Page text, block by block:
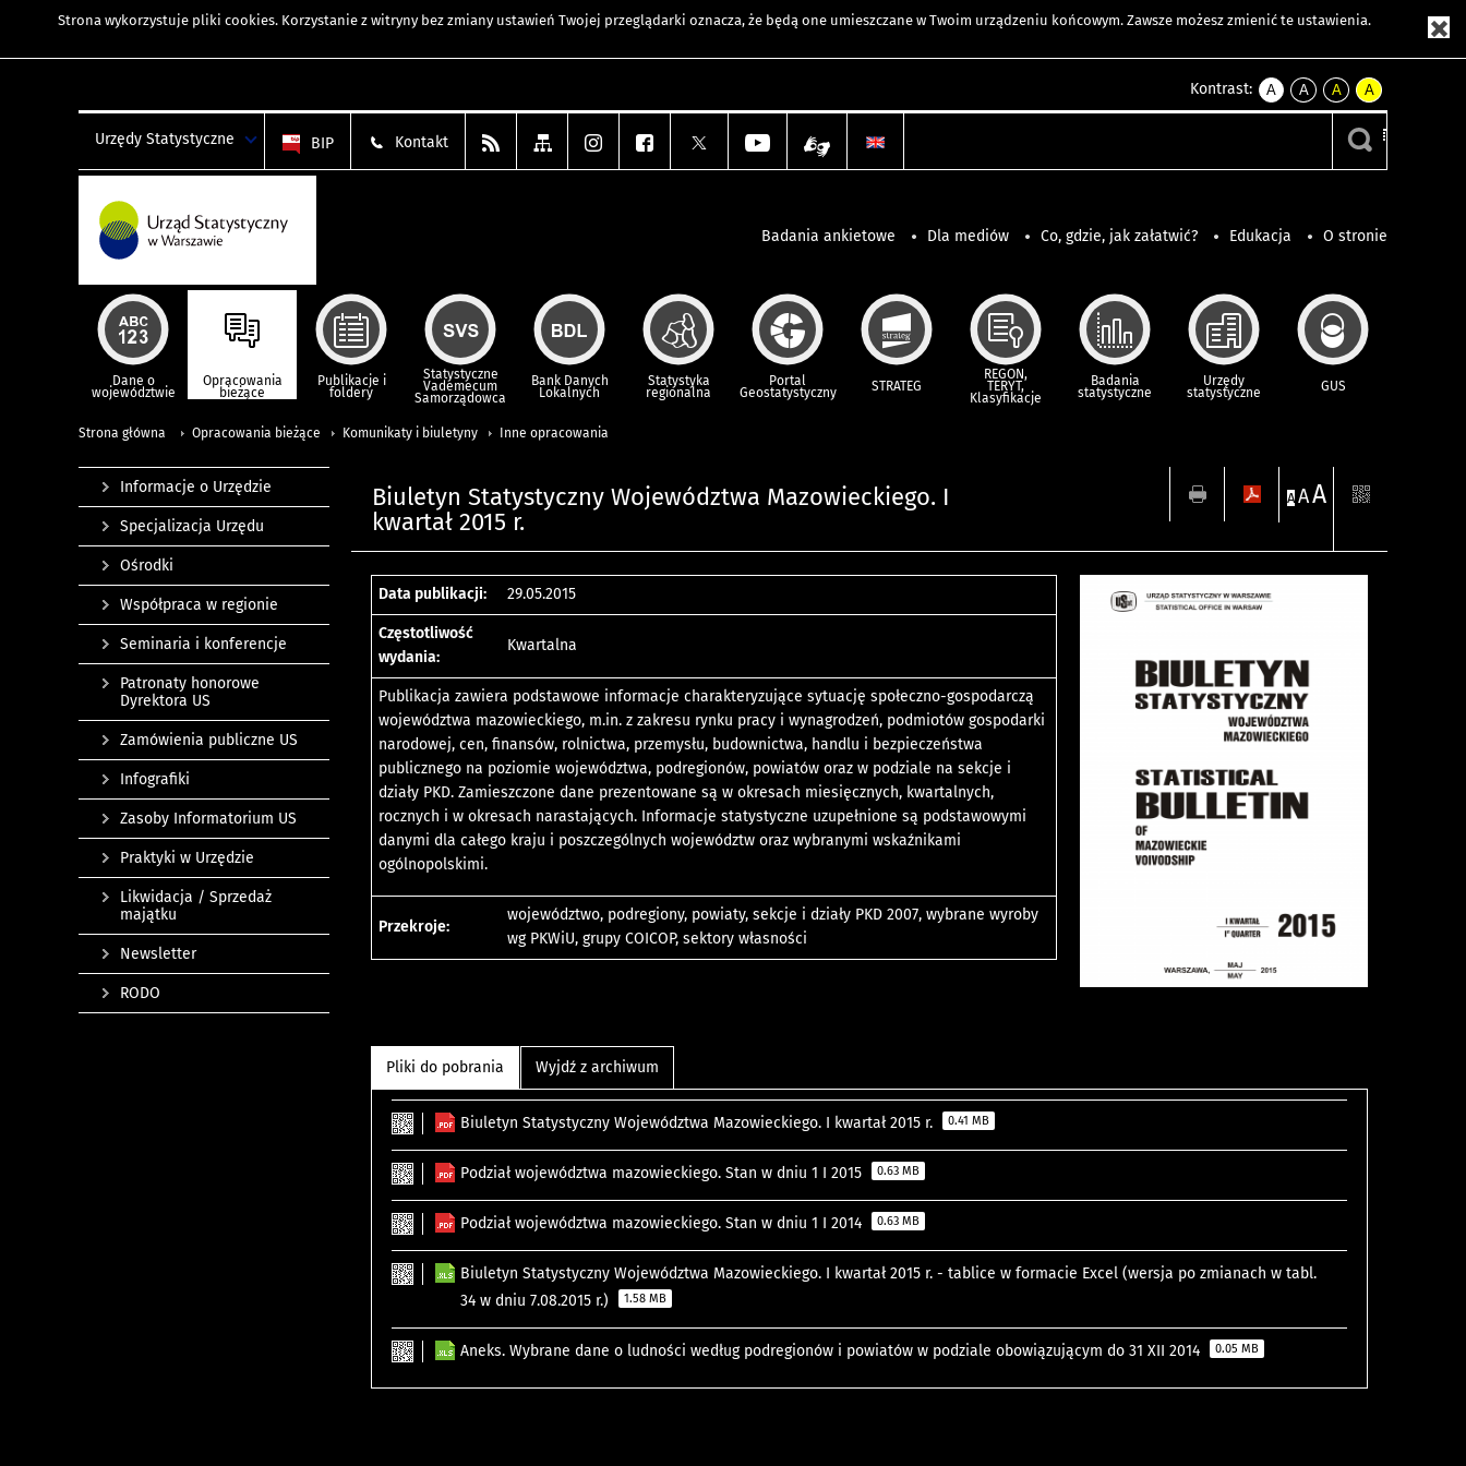
Strona wykorzystuje pliki cookies. Korzystanie z witryny bez zmiany ustawień Twojej przeglądarki oznacza, że będą one umieszczane w Twoim urządzeniu końcowym. Zawsze możesz zmienić te ustawienia.
Kontrast:
A
kontrast
A
kontrast
czarnym
A
kontrast
żółty
tekst
czarnym
A
kontrast
czarny
tekst
żółtym
Urzędy Statystyczne BIP Kontakt
Badania ankietowe Dla mediów Co, gdzie, jak załatwić? Edukacja O stronie
Dane o
województwie
Opracowania
bieżące
Publikacje i
foldery
Statystyczne
Vademecum
Samorządowca
Bank Danych
Lokalnych
Statystyka
regionalna
Portal
Geostatystyczny STRATEG
REGON,
TERYT,
Klasyfikacje
Badania
statystyczne
Urzędy
statystyczne GUS
Strona główna Opracowania bieżące Komunikaty i biuletyny Inne opracowania
Biuletyn Statystyczny Województwa Mazowieckiego. I
kwartał 2015 r.
A AA
Data publikacji: 29.05.2015
Częstotliwość
wydania:
Kwartalna
Publikacja zawiera podstawowe informacje charakteryzujące sytuację społeczno-gospodarczą
województwa mazowieckiego, m.in. z zakresu rynku pracy i wynagrodzeń, podmiotów gospodarki
narodowej, cen, finansów, rolnictwa, przemysłu, budownictwa, handlu i bezpieczeństwa
publicznego na poziomie województwa, podregionów, powiatów oraz w podziale na sekcje i
działy PKD. Zamieszczone dane prezentowane są w okresach miesięcznych, kwartalnych,
rocznych i w okresach narastających. Informacje statystyczne uzupełnione są podstawowymi
danymi dla całego kraju i poszczególnych województw oraz wybranymi wskaźnikami
ogólnopolskimi.
Przekroje:
województwo, podregiony, powiaty, sekcje i działy PKD 2007, wybrane wyroby
wg PKWiU, grupy COICOP, sektory własności
Pliki do pobrania Wyjdź z archiwum
Biuletyn Statystyczny Województwa Mazowieckiego. I kwartał 2015 r. 0.41 MB
Podział województwa mazowieckiego. Stan w dniu 1 I 2015 0.63 MB
Podział województwa mazowieckiego. Stan w dniu 1 I 2014 0.63 MB
Biuletyn Statystyczny Województwa Mazowieckiego. I kwartał 2015 r. - tablice w formacie Excel (wersja po zmianach w tabl.
34 w dniu 7.08.2015 r.)
1.58 MB
Aneks. Wybrane dane o ludności według podregionów i powiatów w podziale obowiązującym do 31 XII 2014 0.05 MB
Informacje o Urzędzie
Specjalizacja Urzędu
Ośrodki
Współpraca w regionie
Seminaria i konferencje
Patronaty honorowe
Dyrektora US
Zamówienia publiczne US
Infografiki
Zasoby Informatorium US
Praktyki w Urzędzie
Likwidacja / Sprzedaż
majątku
Newsletter
RODO